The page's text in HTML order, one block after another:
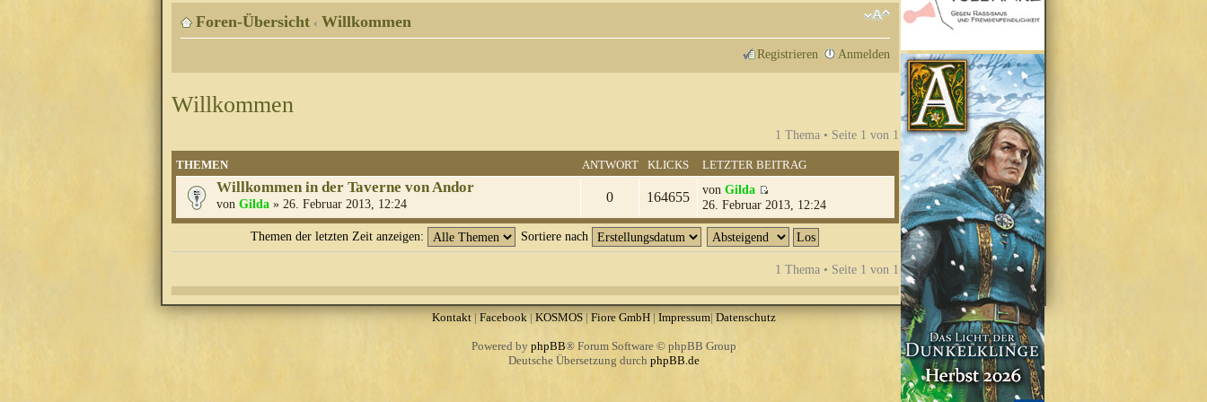
Foren-Übersicht ‹ Willkommen
Registrieren Anmelden
Willkommen
1 Thema • Seite 1 von 1
THEMEN ANTWORT KLICKS LETZTER BEITRAG
Willkommen in der Taverne von Andor
von Gilda » 26. Februar 2013, 12:24 0 164655 von Gilda
26. Februar 2013, 12:24
Themen der letzten Zeit anzeigen: Sortiere nach
1 Thema • Seite 1 von 1
Kontakt| Facebook| KOSMOS| Fiore GmbH| Impressum|Datenschutz
Powered by phpBB® Forum Software © phpBB Group
Deutsche Übersetzung durch phpBB.de